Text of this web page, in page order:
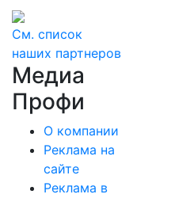
См. список
наших партнеров
Медиа
Профи
О компании
Реклама на
сайте
Реклама в